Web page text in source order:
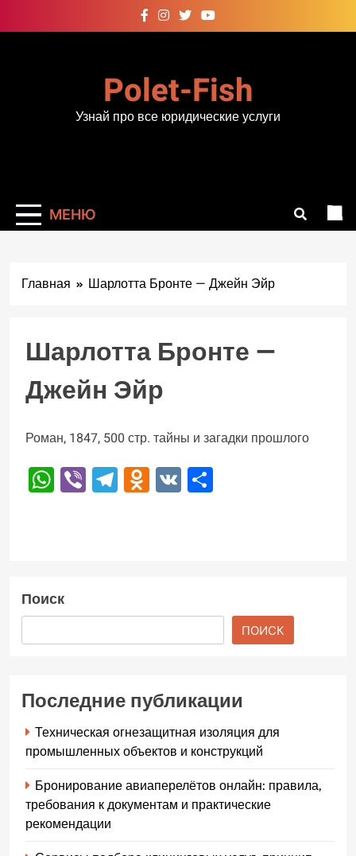
к
Polet-Fish
Узнай про все юридические услуги
МЕНЮ
Главная Шарлотта Бронте — Джейн Эйр
Шарлотта Бронте —
Джейн Эйр
Роман, 1847, 500 стр. тайны и загадки прошлого
WhatsApp
ViberTelegram
Odnoklassniki
VK
Поиск
ПОИСК
Последние публикации
Техническая огнезащитная изоляция для
промышленных объектов и конструкций
Бронирование авиаперелётов онлайн: правила,
требования к документам и практические
рекомендации